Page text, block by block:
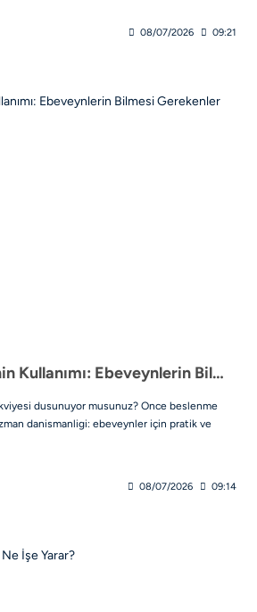
08/07/2026 09:21
Çocuklarda Arjinin Kullanımı: Ebeveynlerin Bilmesi Gerekenler
dusunuyor musunuz? Once beslenme
danismanligi: ebeveynler için pratik ve
08/07/2026 09:14